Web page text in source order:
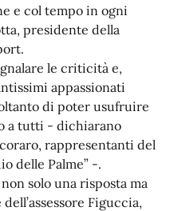
e col tempo in ogni
presidente della
le criticità e,
appassionati
di poter usufruire
a tutti - dichiarano
rappresentanti del
delle Palme” -.
solo una risposta ma
Figuccia,